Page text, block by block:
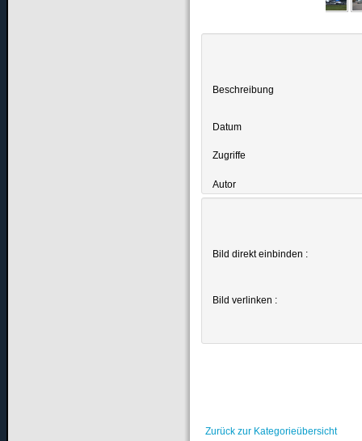
Beschreibung
Datum
Zugriffe
Autor
Bild direkt einbinden :
Bild verlinken :
Zurück zur Kategorieübersicht